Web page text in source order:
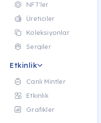
NFT'ler
Üreticiler
Koleksiyonlar
Sergiler
Etkinlik
Canlı Mintler
Etkinlik
Grafikler